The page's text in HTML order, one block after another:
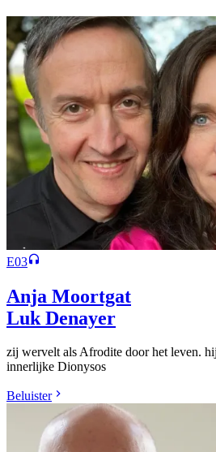
E03
Anja Moortgat
Luk Denayer
zij wervelt als Afrodite door het leven.
innerlijke Dionysos
Beluister